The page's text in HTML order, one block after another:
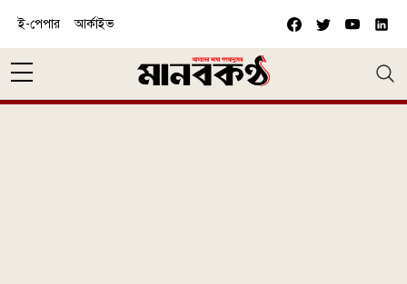
ই-পেপার আর্কাইভ